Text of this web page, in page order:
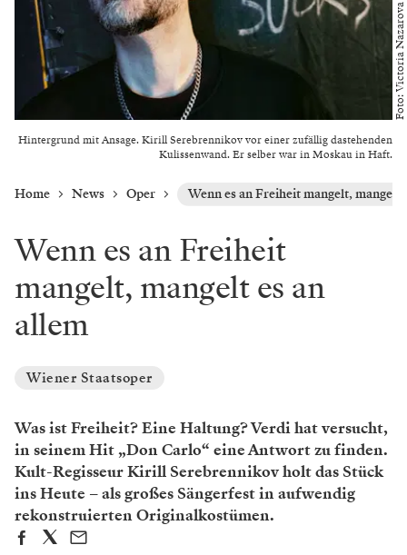
Hintergrund mit Ansage. Kirill Serebrennikov vor einer zufällig dastehenden
Kulissenwand. Er selber war in Moskau in Haft.
Foto: Victoria Nazarova
Home News Oper Wenn es an Freiheit mangelt, mangelt
Wenn es an Freiheit
mangelt, mangelt es an
allem
Wiener Staatsoper
Was ist Freiheit? Eine Haltung? Verdi hat versucht,
in seinem Hit „Don Carlo“ eine Antwort zu finden.
Kult-Regisseur Kirill ­Serebrennikov holt das Stück
ins Heute – als großes Sängerfest in aufwendig
rekonstruierten Originalkostümen.